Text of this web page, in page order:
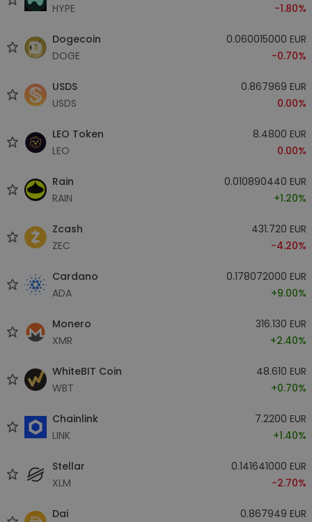
HYPE
-1.80%
Dogecoin
DOGE
0.060015000 EUR
-0.70%
USDS
USDS
0.867969 EUR
0.00%
LEO Token
LEO
8.4800 EUR
0.00%
Rain
RAIN
0.010890440 EUR
+1.20%
Zcash
ZEC
431.720 EUR
-4.20%
Cardano
ADA
0.178072000 EUR
+9.00%
Monero
XMR
316.130 EUR
+2.40%
WhiteBIT Coin
WBT
48.610 EUR
+0.70%
Chainlink
LINK
7.2200 EUR
+1.40%
Stellar
XLM
0.141641000 EUR
-2.70%
Dai
0.867949 EUR